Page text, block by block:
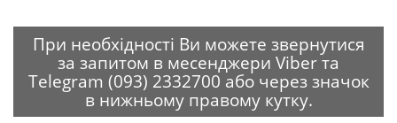
При необхідності Ви можете звернутися
за запитом в месенджери Viber та
Telegram (093) 2332700 або через значок
в нижньому правому кутку.